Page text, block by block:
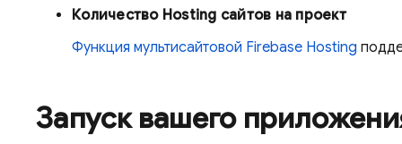
Количество Hosting сайтов на проект
Функция мультисайтовой Firebase Hosting
Запуск вашего